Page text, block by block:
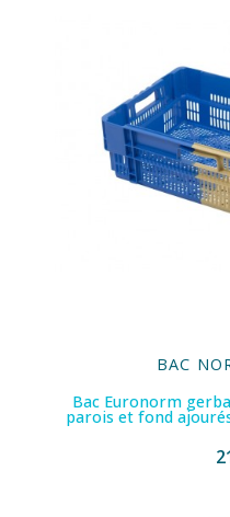
BAC
Bac Euronorm
parois et fond